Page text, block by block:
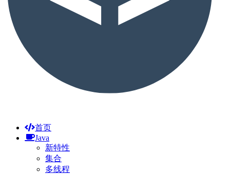
首页
Java
新特性
集合
多线程